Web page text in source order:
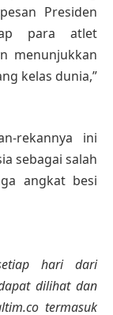
Presiden
para atlet
menunjukkan
kelas dunia,”
rekannya ini
sebagai salah
angkat besi
hari dari
dilihat dan
termasuk